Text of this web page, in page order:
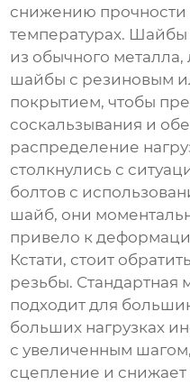
снижению прочности
температурах.
из обычного
шайбы с резиновым
покрытием, чтобы
соскальзывания и
распределение
столкнулись с
болтов с
шайб, они
привело к
Кстати, стоит
резьбы. Стандартная
подходит для
больших нагрузках
с увеличенным
сцепление и снижает